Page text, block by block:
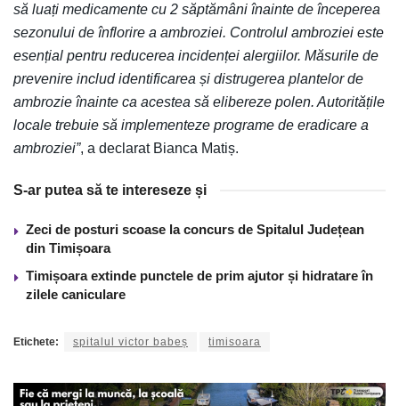
să luați medicamente cu 2 săptămâni înainte de începerea
sezonului de înflorire a ambroziei. Controlul ambroziei este
esențial pentru reducerea incidenței alergiilor. Măsurile de
prevenire includ identificarea și distrugerea plantelor de
ambrozie înainte ca acestea să elibereze polen. Autoritățile
locale trebuie să implementeze programe de eradicare a
ambroziei”, a declarat Bianca Matiș.
S-ar putea să te intereseze și
Zeci de posturi scoase la concurs de Spitalul Județean
din Timișoara
Timișoara extinde punctele de prim ajutor și hidratare în
zilele caniculare
Etichete: spitalul victor babeș timisoara